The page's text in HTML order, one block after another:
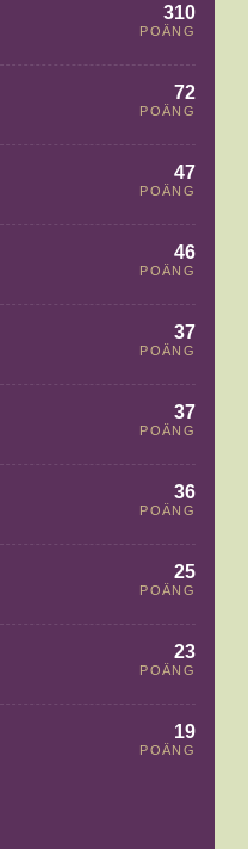
310
POÄNG
72
POÄNG
47
POÄNG
46
POÄNG
37
POÄNG
37
POÄNG
36
POÄNG
25
POÄNG
23
POÄNG
19
POÄNG